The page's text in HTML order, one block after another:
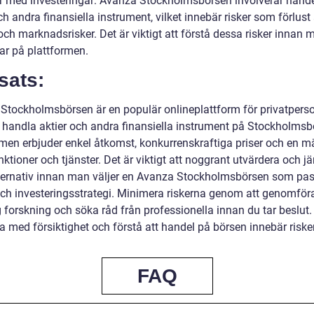
andra finansiella instrument, vilket innebär risker som förlust
marknadsrisker. Det är viktigt att förstå dessa risker innan
på plattformen.
är en populär onlineplattform för
aktier och andra finansiella instrument på
erbjuder enkel åtkomst, konkurrenskraftiga priser och en
och tjänster. Det är viktigt att noggrant utvärdera och
innan man väljer en Avanza Stockholmsbörsen som
investeringsstrategi. Minimera riskerna genom att
forskning och söka råd från professionella innan du tar beslut.
med försiktighet och förstå att handel på börsen innebär
FAQ